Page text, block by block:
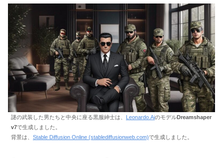
謎の武装した男たちと中央に座る黒服紳士は、 Leonardo.AiのモデルDreamshaper
v7で生成しました。
背景は、 Stable Diffusion Online (stablediffusionweb.com)で生成しました。